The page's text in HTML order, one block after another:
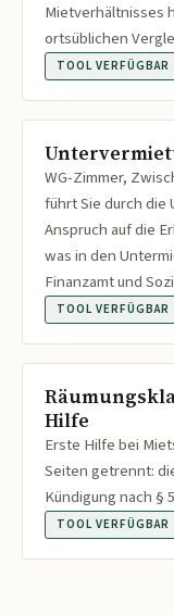
Mietverhältnisses
ortsüblichen
TOOL VERFÜGBAR
WG-Zimmer,
führt Sie durch
Anspruch auf die
was in den
Finanzamt und
TOOL VERFÜGBAR
Hilfe
Erste Hilfe bei
Seiten getrennt:
Kündigung nach §
TOOL VERFÜGBAR